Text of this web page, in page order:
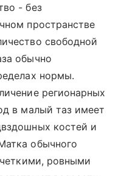
- без
пространстве
свободной
обычно
нормы.
регионарных
в малый таз имеет
костей и
обычного
ровными